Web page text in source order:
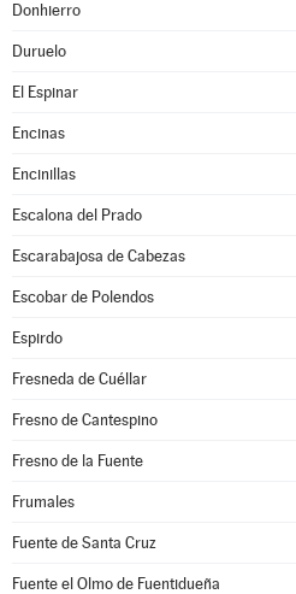
Donhierro
Duruelo
El Espinar
Encinas
Encinillas
Escalona del Prado
Escarabajosa de Cabezas
Escobar de Polendos
Espirdo
Fresneda de Cuéllar
Fresno de Cantespino
Fresno de la Fuente
Frumales
Fuente de Santa Cruz
Fuente el Olmo de Fuentidueña